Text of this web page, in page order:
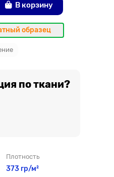
В корзину
образец
по ткани?
Плотность
373 гр/м²